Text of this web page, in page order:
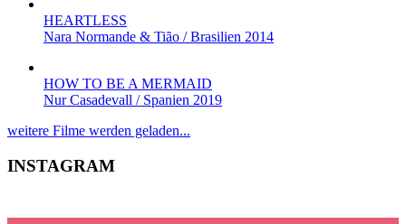
HEARTLESS
Nara Normande & Tião / Brasilien 2014
HOW TO BE A MERMAID
Nur Casadevall / Spanien 2019
weitere Filme werden geladen...
INSTAGRAM